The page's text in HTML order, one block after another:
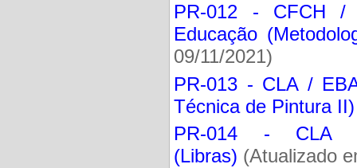
PR-012 - CFCH /
Educação
09/11/2021)
PR-013 - CLA /
Técnica de Pintura II)
PR-014 - CLA
(Libras) (Atualizado